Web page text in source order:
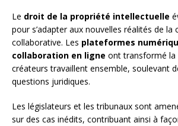
Le droit de la propriété intellectuelle
pour s’adapter aux nouvelles réalités de la
collaborative. Les plateformes
collaboration en ligne ont transformé la
créateurs travaillent ensemble, soulevant
questions juridiques.
Les législateurs et les tribunaux sont
sur des cas inédits, contribuant ainsi à